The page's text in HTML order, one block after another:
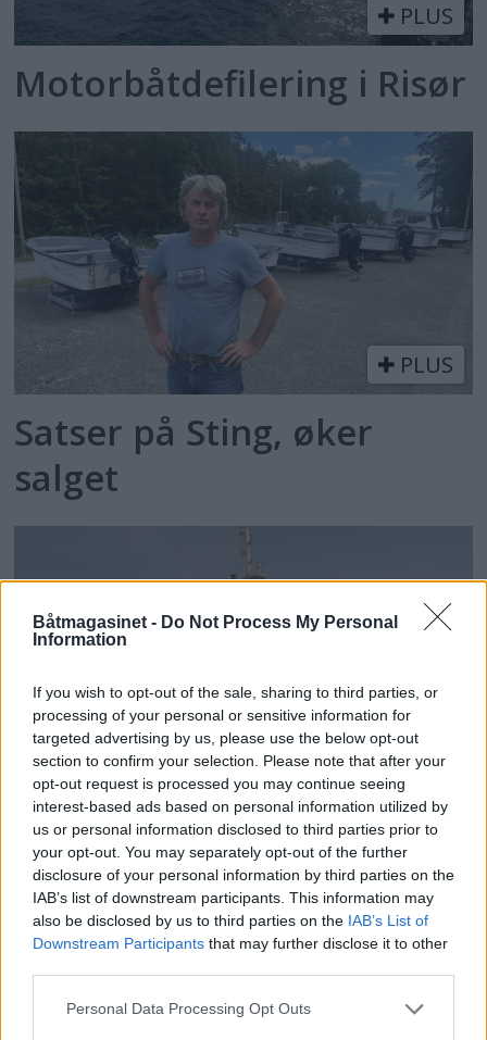
Båtmagasinet - Do Not Process My Personal
Information
If you wish to opt-out of the sale, sharing to third parties, or
processing of your personal or sensitive information for
targeted advertising by us, please use the below opt-out
section to confirm your selection. Please note that after your
opt-out request is processed you may continue seeing
interest-based ads based on personal information utilized by
us or personal information disclosed to third parties prior to
your opt-out. You may separately opt-out of the further
disclosure of your personal information by third parties on the
IAB’s list of downstream participants. This information may
also be disclosed by us to third parties on the IAB’s List of
Downstream Participants that may further disclose it to other
Personal Data Processing Opt Outs
PLUS
Motorbåtdefilering i Risør
PLUS
Satser på Sting, øker
salget
Politiets teori: Tok igjen
fritidsbåten bakfra